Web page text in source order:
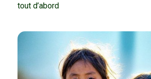
tout d’abord